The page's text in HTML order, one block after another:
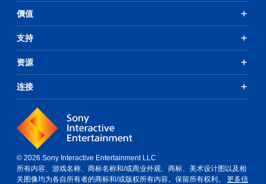
價值
支持
资源
连接
© 2026 Sony Interactive Entertainment LLC
所有内容、游戏名称、商标名称和/或商业外观、商标、美术设计图以及相
关图像均为各自所有者的商标和/或版权所有内容。保留所有权利。 更多信